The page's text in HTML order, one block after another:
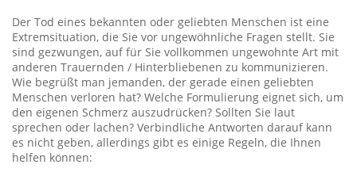
Der Tod eines bekannten oder geliebten Menschen ist eine
Extremsituation, die Sie vor ungewöhnliche Fragen stellt. Sie
sind gezwungen, auf für Sie vollkommen ungewohnte Art mit
anderen Trauernden / Hinterbliebenen zu kommunizieren.
Wie begrüßt man jemanden, der gerade einen geliebten
Menschen verloren hat? Welche Formulierung eignet sich, um
den eigenen Schmerz auszudrücken? Sollten Sie laut
sprechen oder lachen? Verbindliche Antworten darauf kann
es nicht geben, allerdings gibt es einige Regeln, die Ihnen
helfen können: